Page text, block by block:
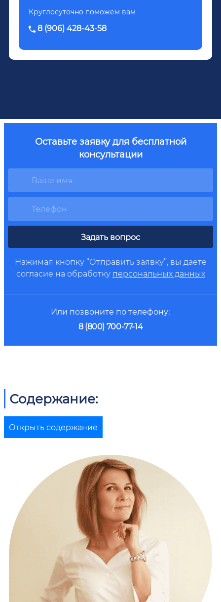
Круглосуточно поможем вам
8 (906) 428-43-58
Оставьте заявку для бесплатной
консультации
Задать вопрос
Нажимая кнопку “Отправить заявку”, вы даете
согласие на обработку персональных данных
Или позвоните по телефону:
8 (800) 700-77-14
Содержание:
Открыть содержание